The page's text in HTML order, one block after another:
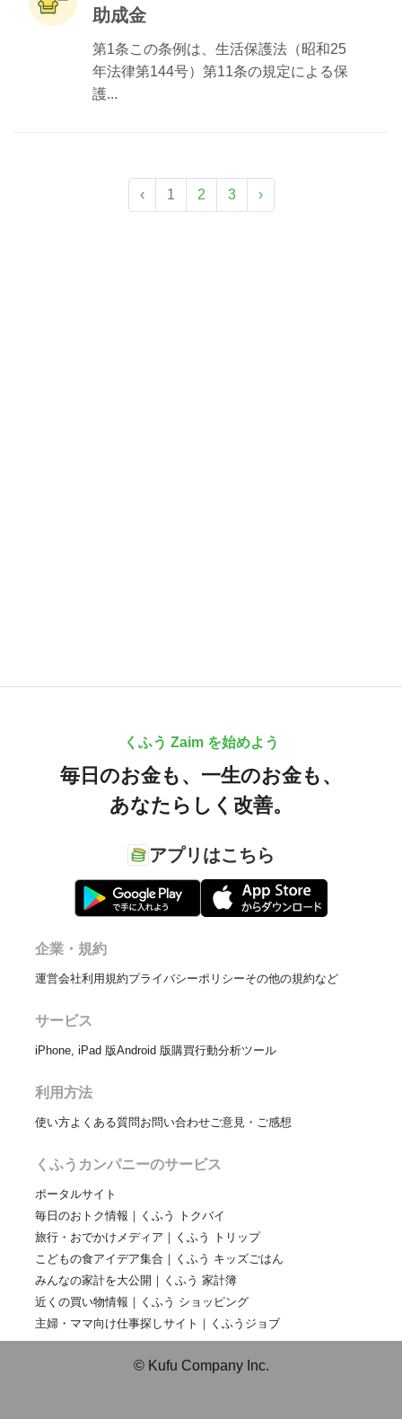
助成金
第1条この条例は、生活保護法（昭和25
年法律第144号）第11条の規定による保
護...
‹ 1 2 3 ›
くふう Zaim を始めよう
毎日のお金も、 一生のお金も、
あなたらしく改善。
アプリはこちら
企業・規約
運営会社利用規約プライバシーポリシーその他の規約など
サービス
iPhone, iPad 版Android 版購買行動分析ツール
利用方法
使い方よくある質問お問い合わせご意見・ご感想
くふうカンパニーのサービス
ポータルサイト
毎日のおトク情報｜くふう トクバイ
旅行・おでかけメディア｜くふう トリップ
こどもの食アイデア集合｜くふう キッズごはん
みんなの家計を大公開｜くふう 家計簿
近くの買い物情報｜くふう ショッピング
主婦・ママ向け仕事探しサイト｜くふうジョブ
© Kufu Company Inc.